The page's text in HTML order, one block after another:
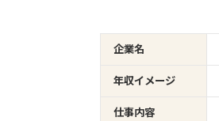
企業名
年収イメージ
仕事内容